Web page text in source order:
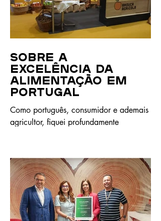
Sobre a
excelência da
alimentação em
Portugal
Como português, consumidor e ademais
agricultor, fiquei profundamente
recentemente atribuída a Portugal pela
prestigiada revista The Economist, no
que concerne à resiliência do sistema
alimentar e agrícola português;
efetivamente foi atribuído ao nosso País